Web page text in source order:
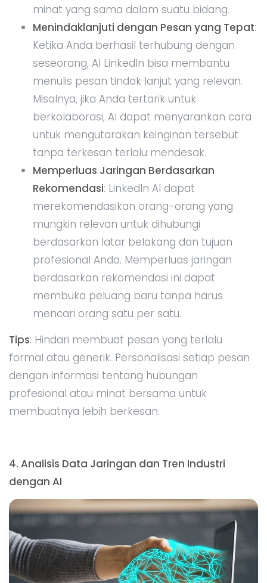
minat yang sama dalam suatu bidang.
Menindaklanjuti dengan Pesan yang Tepat:
Ketika Anda berhasil terhubung dengan
seseorang, AI LinkedIn bisa membantu
menulis pesan tindak lanjut yang relevan.
Misalnya, jika Anda tertarik untuk
berkolaborasi, AI dapat menyarankan cara
untuk mengutarakan keinginan tersebut
tanpa terkesan terlalu mendesak.
Memperluas Jaringan Berdasarkan
Rekomendasi: LinkedIn AI dapat
merekomendasikan orang-orang yang
mungkin relevan untuk dihubungi
berdasarkan latar belakang dan tujuan
profesional Anda. Memperluas jaringan
berdasarkan rekomendasi ini dapat
membuka peluang baru tanpa harus
mencari orang satu per satu.
Tips: Hindari membuat pesan yang terlalu
formal atau generik. Personalisasi setiap pesan
dengan informasi tentang hubungan
profesional atau minat bersama untuk
membuatnya lebih berkesan.
4. Analisis Data Jaringan dan Tren Industri
dengan AI